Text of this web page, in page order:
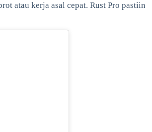
atau kerja asal cepat. Rust Pro pastiin